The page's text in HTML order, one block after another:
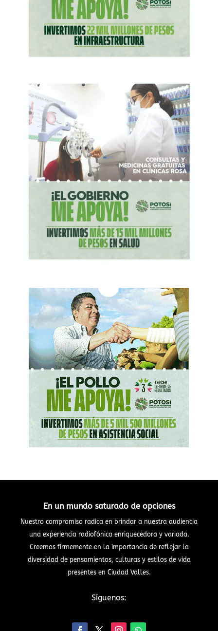
En un mundo saturado de opciones
Nuestro compromiso radica en brindar a nuestra audiencia
una experiencia radiofónica enriquecedora y variada.
Creemos firmemente en la importancia de reflejar la
diversidad de pensamientos, culturas y estilos de vida
presentes en Ciudad Valles.
Síguenos: